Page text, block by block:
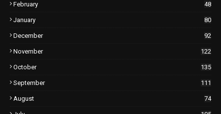
February 48
January 80
December 92
November 122
October 135
September 111
August 74